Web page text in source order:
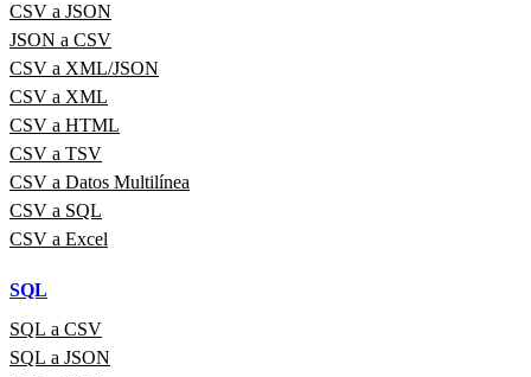
CSV a JSON
JSON a CSV
CSV a XML/JSON
CSV a XML
CSV a HTML
CSV a TSV
CSV a Datos Multilínea
CSV a SQL
CSV a Excel
SQL
SQL a CSV
SQL a JSON